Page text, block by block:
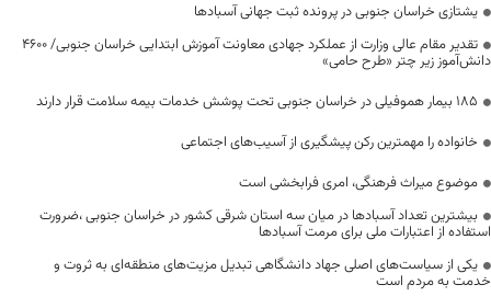
یشتازی خراسان جنوبی در پرونده ثبت جهانی آسبادها
تقدیر مقام عالی وزارت از عملکرد جهادی معاونت آموزش ابتدایی خراسان جنوبی/ ۴۶۰۰
دانش‌آموز زیر چتر «طرح حامی»
۱۸۵ بیمار هموفیلی در خراسان جنوبی تحت پوشش خدمات بیمه سلامت قرار دارند
خانواده را مهمترین رکن پیشگیری از آسیب‌های اجتماعی
موضوع میراث فرهنگی، امری فرابخشی است
بیشترین تعداد آسبادها در میان سه استان شرقی کشور در خراسان جنوبی ،ضرورت
استفاده از اعتبارات ملی برای مرمت آسبادها
یکی از سیاست‌های اصلی جهاد دانشگاهی تبدیل مزیت‌های منطقه‌ای به ثروت و
خدمت به مردم است